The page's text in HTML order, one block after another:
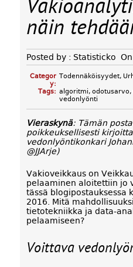
näin
Posted by : Statisticko
Categor
y:
Todennäköisyydet,
Tags: algoritmi,odotusarvo,
vedonlyönti
Vieraskynä: Tämän
poikkeuksellisesti
vedonlyöntikonkari
@JJArje)
Vakioveikkaus on
pelaaminen aloitettiin jo
tässä blogipostauksessa
2016. Mitä
tietotekniikka ja data-
pelaamiseen?
Voittava